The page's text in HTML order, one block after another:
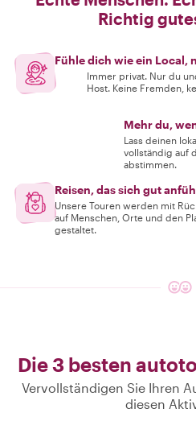
Richtig
Fühle dich wie ein Local,
Immer privat. Nur du
Host. Keine Fremden,
Mehr du,
Lass deinen
vollständig auf
abstimmen.
Reisen, das sich gut
Unsere Touren werden mit
auf Menschen, Orte und den
gestaltet.
Die 3 besten
Vervollständigen Sie Ihren
diesen